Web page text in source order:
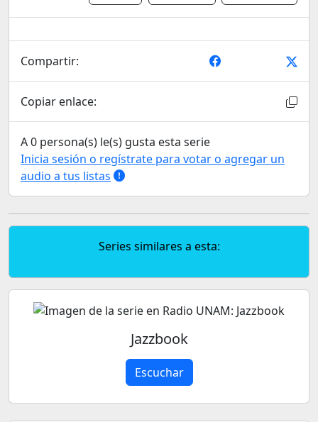
Compartir:
Copiar enlace:
A 0 persona(s) le(s) gusta esta serie
Inicia sesión o regístrate para votar o agregar un
audio a tus listas
Series similares a esta:
Jazzbook
Escuchar